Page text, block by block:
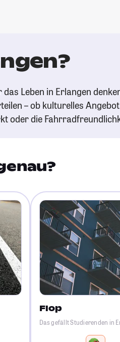
Leben in Erlangen
– ob kulturelles Angebot
oder die
Flop
Das gefällt Studierenden in